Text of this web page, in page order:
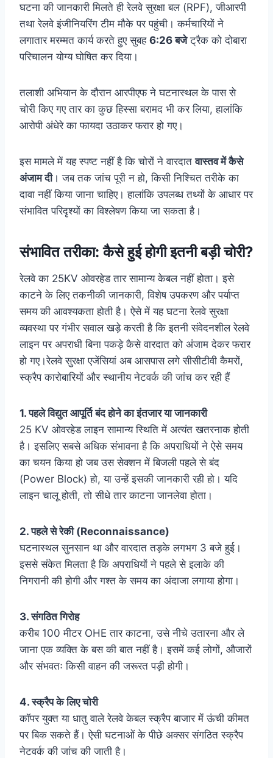
घटना की जानकारी मिलते ही रेलवे सुरक्षा बल (RPF), जीआरपी
तथा रेलवे इंजीनियरिंग टीम मौके पर पहुंची। कर्मचारियों ने
लगातार मरम्मत कार्य करते हुए सुबह 6:26 बजेट्रैक को दोबारा
परिचालन योग्य घोषित कर दिया।
तलाशी अभियान के दौरान आरपीएफ ने घटनास्थल के पास से
चोरी किए गए तार का कुछ हिस्सा बरामद भी कर लिया, हालांकि
आरोपी अंधेरे का फायदा उठाकर फरार हो गए।
इस मामले में यह स्पष्ट नहीं है कि चोरों ने वारदातवास्तव में कैसे
अंजाम दी। जब तक जांच पूरी न हो, किसी निश्चित तरीके का
दावा नहीं किया जाना चाहिए। हालांकि उपलब्ध तथ्यों के आधार पर
संभावित परिदृश्यों का विश्लेषण किया जा सकता है।
संभावित तरीका: कैसे हुई होगी इतनी बड़ी चोरी?
रेलवे का 25KV ओवरहेड तार सामान्य केबल नहीं होता। इसे
काटने के लिए तकनीकी जानकारी, विशेष उपकरण और पर्याप्त
समय की आवश्यकता होती है। ऐसे में यह घटना रेलवे सुरक्षा
व्यवस्था पर गंभीर सवाल खड़े करती है कि इतनी संवेदनशील रेलवे
लाइन पर अपराधी बिना पकड़े कैसे वारदात को अंजाम देकर फरार
हो गए।रेलवे सुरक्षा एजेंसियां अब आसपास लगे सीसीटीवी कैमरों,
स्क्रैप कारोबारियों और स्थानीय नेटवर्क की जांच कर रही हैं
1. पहले विद्युत आपूर्ति बंद होने का इंतजार या जानकारी
25 KV ओवरहेड लाइन सामान्य स्थिति में अत्यंत खतरनाक होती
है। इसलिए सबसे अधिक संभावना है कि अपराधियों ने ऐसे समय
का चयन किया हो जब उस सेक्शन में बिजली पहले से बंद
(Power Block) हो, या उन्हें इसकी जानकारी रही हो। यदि
लाइन चालू होती, तो सीधे तार काटना जानलेवा होता।
2. पहले से रेकी (Reconnaissance)
घटनास्थल सुनसान था और वारदात तड़के लगभग 3 बजे हुई।
इससे संकेत मिलता है कि अपराधियों ने पहले से इलाके की
निगरानी की होगी और गश्त के समय का अंदाजा लगाया होगा।
3. संगठित गिरोह
करीब 100 मीटर OHE तार काटना, उसे नीचे उतारना और ले
जाना एक व्यक्ति के बस की बात नहीं है। इसमें कई लोगों, औजारों
और संभवतः किसी वाहन की जरूरत पड़ी होगी।
4. स्क्रैप के लिए चोरी
कॉपर युक्त या धातु वाले रेलवे केबल स्क्रैप बाजार में ऊंची कीमत
पर बिक सकते हैं। ऐसी घटनाओं के पीछे अक्सर संगठित स्क्रैप
नेटवर्क की जांच की जाती है।